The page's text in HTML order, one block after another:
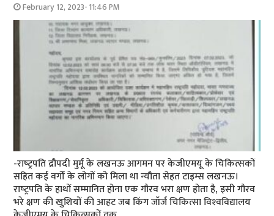
February 12, 2023- 11:46 PM
-राष्‍ट्रपति द्रौपदी मुर्मू के लखनऊ आगमन पर केजीएमयू के चिकित्‍सकों
सहित कई वर्गों के लोगों को मिला था न्‍यौता सेहत टाइम्‍स लखनऊ।
राष्‍ट्रपति के हाथों सम्‍मानित होना एक गौरव भरा क्षण होता है, इसी गौरव
भरे क्षण की खुशियों की आहट जब किंग जॉर्ज चिकित्‍सा विश्‍वविद्यालय